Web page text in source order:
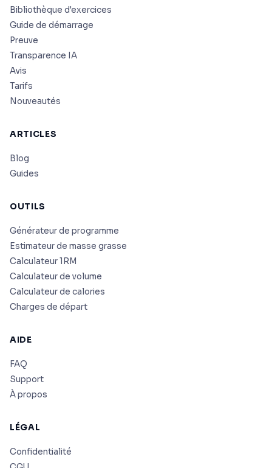
Bibliothèque d'exercices
Guide de démarrage
Preuve
Transparence IA
Avis
Tarifs
Nouveautés
ARTICLES
Blog
Guides
OUTILS
Générateur de programme
Estimateur de masse grasse
Calculateur 1RM
Calculateur de volume
Calculateur de calories
Charges de départ
AIDE
FAQ
Support
À propos
LÉGAL
Confidentialité